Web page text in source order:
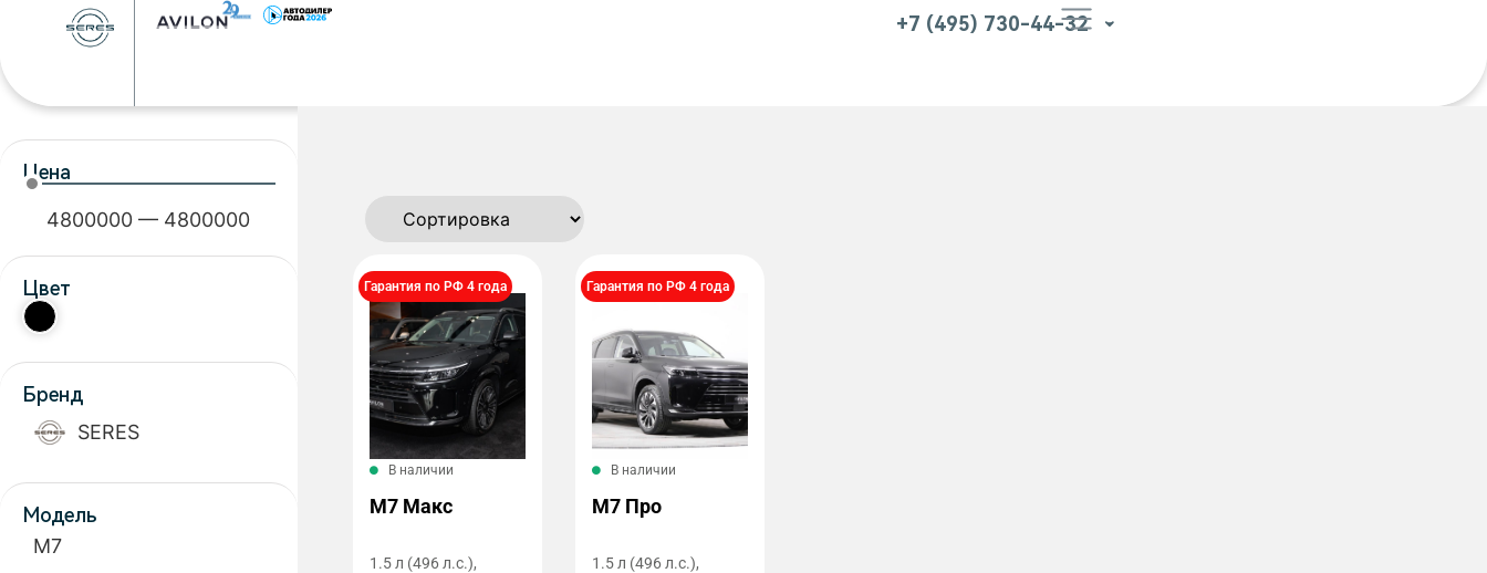
+7 (495) 730-44-32
Цена
4800000 — 4800000
Цвет
Бренд
SERES
Модель
M7
Гарантия по РФ 4 года
В наличии
M7 Макс
1.5 л (496 л.с.),
Гарантия по РФ 4 года
В наличии
M7 Про
1.5 л (496 л.с.),